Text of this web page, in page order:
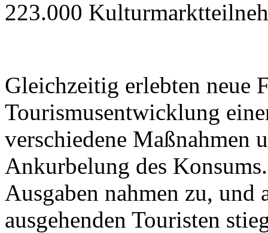
223.000
Gleichzeitig erlebten neue
Tourismusentwicklung
verschiedene Maßnahmen
Ankurbelung des
Ausgaben nahmen zu,
ausgehenden Touristen